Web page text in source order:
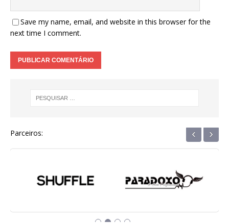
Save my name, email, and website in this browser for the
next time I comment.
Parceiros: ‹ ›